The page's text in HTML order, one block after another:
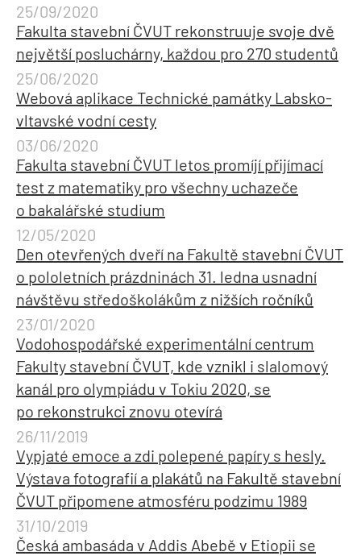
25/09/2020
Fakulta stavební ČVUT rekonstruuje svoje dvě
největší posluchárny, každou pro 270 studentů
25/06/2020
Webová aplikace Technické památky Labsko-
vltavské vodní cesty
03/06/2020
Fakulta stavební ČVUT letos promíjí přijímací
test z matematiky pro všechny uchazeče
o bakalářské studium
12/05/2020
Den otevřených dveří na Fakultě stavební ČVUT
o pololetních prázdninách 31. ledna usnadní
návštěvu středoškolákům z nižších ročníků
23/01/2020
Vodohospodářské experimentální centrum
Fakulty stavební ČVUT, kde vznikl i slalomový
kanál pro olympiádu v Tokiu 2020, se
po rekonstrukci znovu otevírá
26/11/2019
Vypjaté emoce a zdi polepené papíry s hesly.
Výstava fotografií a plakátů na Fakultě stavební
ČVUT připomene atmosféru podzimu 1989
31/10/2019
Česká ambasáda v Addis Abebě v Etiopii se